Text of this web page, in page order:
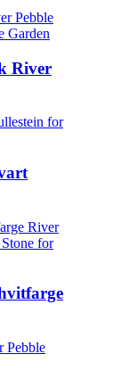
River